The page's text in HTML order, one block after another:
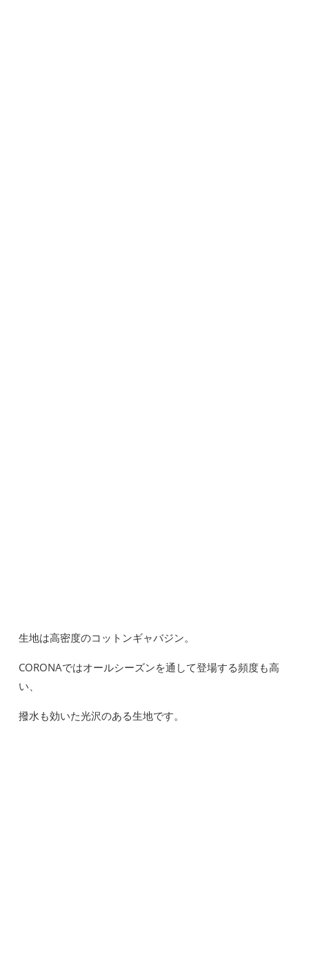
生地は高密度のコットンギャバジン。
CORONAではオールシーズンを通して登場する頻度も高
い、
撥水も効いた光沢のある生地です。